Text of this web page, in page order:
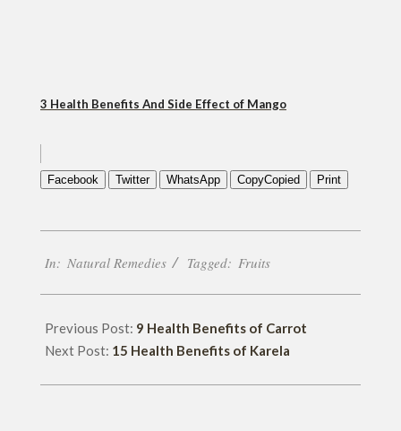
3 Health Benefits And Side Effect of Mango
Facebook Twitter WhatsApp CopyCopied Print
09-
In: Natural Remedies Tagged: Fruits
Previous Post: 9 Health Benefits of Carrot
Next Post: 15 Health Benefits of Karela